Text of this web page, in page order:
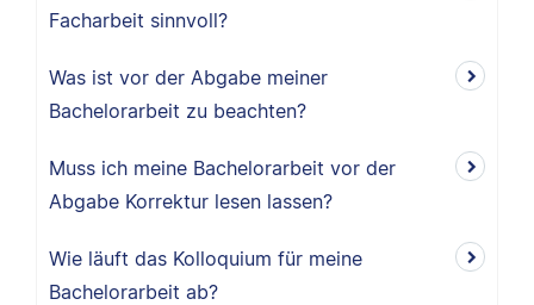
Facharbeit sinnvoll?
Was ist vor der Abgabe meiner
Bachelorarbeit zu beachten?
Muss ich meine Bachelorarbeit vor der
Abgabe Korrektur lesen lassen?
Wie läuft das Kolloquium für meine
Bachelorarbeit ab?